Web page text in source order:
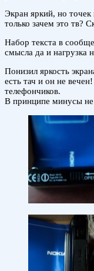
Экран яркий, но
только зачем это тв?
Набор текста в
смысла да и нагрузка
Понизил яркость
есть тач и он не
телефончиков.
В принципе минусы не